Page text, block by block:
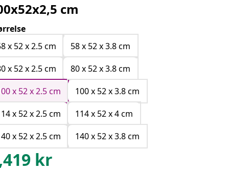
cm
x 52 x 2.5 cm
58 x 52 x 3.8 cm
x 52 x 2.5 cm
80 x 52 x 3.8 cm
x 52 x 2.5 cm
100 x 52 x 3.8 cm
x 52 x 2.5 cm
114 x 52 x 4 cm
x 52 x 2.5 cm
140 x 52 x 3.8 cm
kr